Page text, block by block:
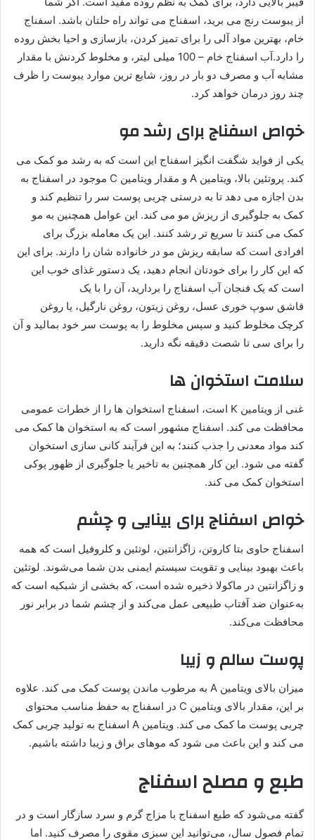
از یبوست رنج می برید، اسفناج می تواند راه حلتان باشد. اسفناج
خام، بهترین مواد آلی را برای تمیز کردن، بازسازی و احیا بخش روده
را دارد.آب اسفناج خام – 100 میلی لیتر، و مخلوط کردنش با مقدار
مشابه آب و مصرف دو بار در روز، شایع ترین موارد یبوست را ظرف
چند روز درمان خواهد کرد.
خواص اسفناج برای رشد مو
یکی از فواید شگفت انگیز اسفناج این است که به رشد مو کمک می
کند. پروتئین بالا، ویتامین A و مقدار ویتامین C موجود در اسفناج به
بدن اجازه می دهد تا به درستی چربی پوست سر را تنظیم کند و
کمک به جلوگیری از ریزش مو می کند. این عوامل همچنین به مو
کمک می کنند تا سریع تر رشد کنند. این یک معامله بزرگ برای
افرادی است که سابقه ریزش مو در خانواده شان را دارند. برای این
که این کار را برای خودتان انجام دهید، یک دستور غذای خوب این
است که یک فنجان آب اسفناج را بردارید، آن را با یک
قاشق سوپ خوری عسل، روغن زیتون، روغن نارگیل، یا روغن
کرچک مخلوط کنید و سپس مخلوط را به پوست سر خود بمالید و آن
را برای سی تا شصت دقیقه نگه دارید.
سلامت استخوان ها
غنی از ویتامین K است، اسفناج استخوان ها را از خطرات عمومی
محافظت می کند. اسفناج مشهور است که به استخوان ها کمک می
کند مواد معدنی را جذب کنند؛ به این فرآیند کانی سازی استخوان
گفته می شود. این کار همچنین به تاخیر یا جلوگیری از ظهور پوکی
استخوان کمک می کند.
خواص اسفناج برای بینایی و چشم
اسفناج حاوی بتا کاروتن، زاگزانتین، لوتئین و کلروفیل است که همه
باعث بهبود بینایی و تقویت سیستم ایمنی بدن شما می‌شوند. لوتئین
و زاگزانتین در ماکولا ذخیره شده است، که بخشی از شبکیه است که
به‌عنوان ضد آفتاب طبیعی عمل می‌کند و از چشم شما در برابر نور
محافظت می‌کند.
پوست سالم و زیبا
میزان بالای ویتامین A به مرطوب ماندن پوست کمک می کند. علاوه
بر این، مقدار بالای ویتامین C در اسفناج به حفظ مناسب محتوای
چربی پوست ما کمک می کند. ویتامین A اسفناج به تولید چربی کمک
می کند و این باعث می شود که موهای براق و زیبا داشته باشیم.
طبع و مصلح اسفناج
گفته می‌شود که طبع اسفناج با مزاج گرم و سرد سازگار است و در
تمام فصول سال، می‌توانید این سبزی مقوی را مصرف کنید. اما